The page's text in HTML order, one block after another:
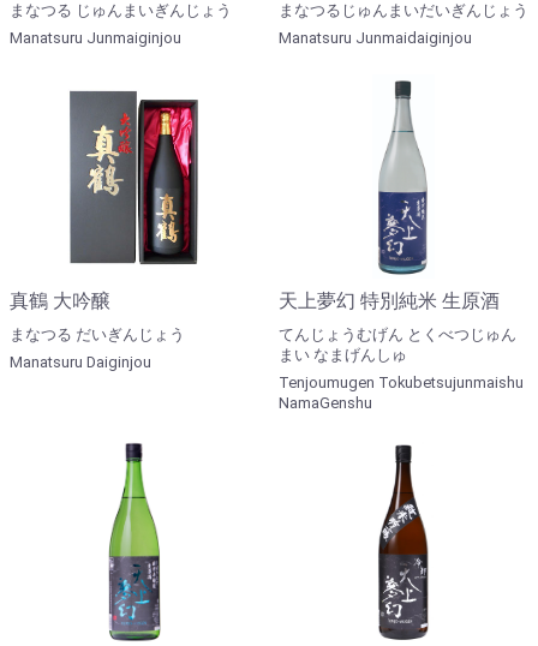
まなつる じゅんまいぎんじょう
Manatsuru Junmaiginjou
まなつるじゅんまいだいぎんじょう
Manatsuru Junmaidaiginjou
真鶴 大吟醸
まなつる だいぎんじょう
Manatsuru Daiginjou
天上夢幻 特別純米 生原酒
てんじょうむげん とくべつじゅん
まい なまげんしゅ
Tenjoumugen Tokubetsujunmaishu
NamaGenshu